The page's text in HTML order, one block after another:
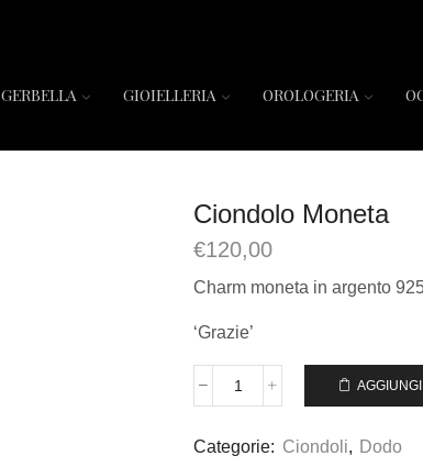
GERBELLA GIOIELLERIA OROLOGERIA
Ciondolo Moneta
€120,00
Charm moneta in argento
‘Grazie’
Categorie: Ciondoli, Dodo